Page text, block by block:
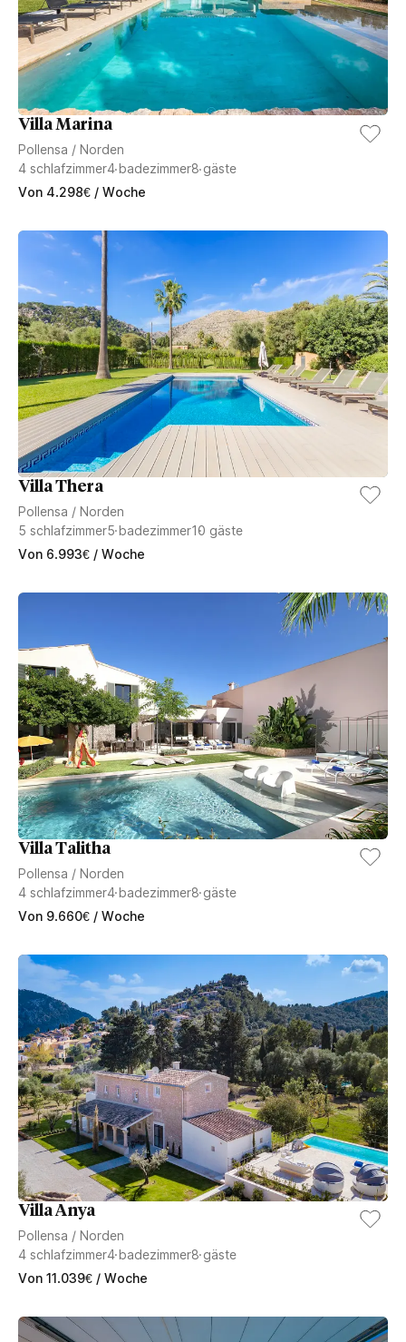
Villa Marina
Pollensa / Norden
4 schlafzimmer4badezimmer8gäste
Von 4.298€ / Woche
Villa Thera
Pollensa / Norden
5 schlafzimmer5badezimmer10 gäste
Von 6.993€ / Woche
Villa Talitha
Pollensa / Norden
4 schlafzimmer4badezimmer8gäste
Von 9.660€ / Woche
Villa Anya
Pollensa / Norden
4 schlafzimmer4badezimmer8gäste
Von 11.039€ / Woche